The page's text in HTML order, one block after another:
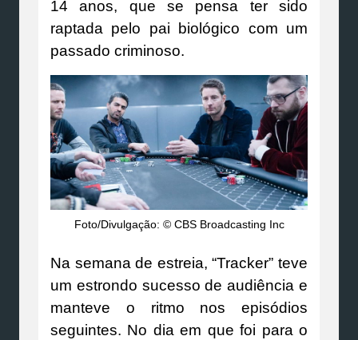
14 anos, que se pensa ter sido
raptada pelo pai biológico com um
passado criminoso.
Foto/Divulgação: © CBS Broadcasting Inc
Na semana de estreia, “Tracker” teve
um estrondo sucesso de audiência e
manteve o ritmo nos episódios
seguintes. No dia em que foi para o